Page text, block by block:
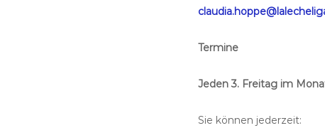
Termine
Jeden 3. Freitag im
Sie können jederzeit: